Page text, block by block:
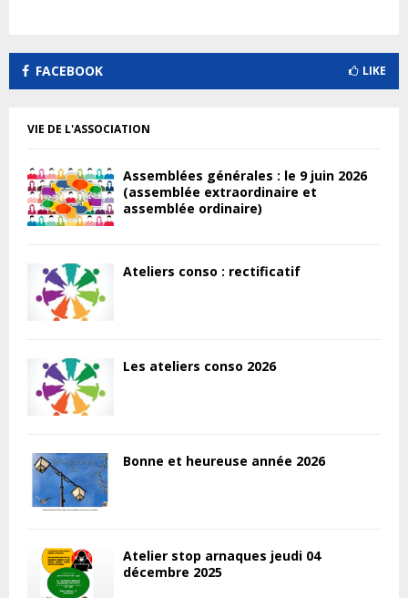
FACEBOOK LIKE
VIE DE L'ASSOCIATION
Assemblées générales : le 9 juin 2026
(assemblée extraordinaire et
assemblée ordinaire)
Ateliers conso : rectificatif
Les ateliers conso 2026
Bonne et heureuse année 2026
Atelier stop arnaques jeudi 04
décembre 2025